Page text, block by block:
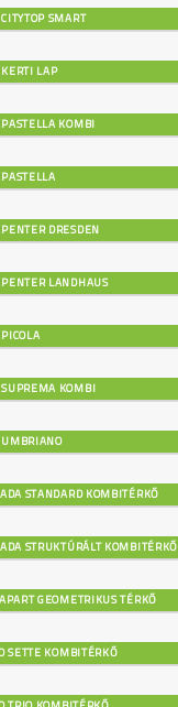
SMART
LAP
KOMBI
DRESDEN
LANDHAUS
KOMBI
STANDARD KOMBITÉRKŐ
STRUKTÚRÁLT KOMBITÉRKŐ
GEOMETRIKUS TÉRKŐ
SETTE KOMBITÉRKŐ